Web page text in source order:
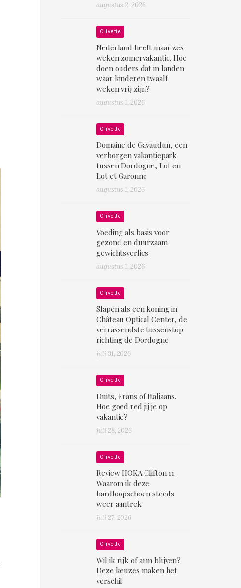
augustus 2, 2026
Olivette
Nederland heeft maar zes
weken zomervakantie. Hoe
doen ouders dat in landen
waar kinderen twaalf
weken vrij zijn?
augustus 1, 2026
Olivette
Domaine de Gavaudun, een
verborgen vakantiepark
tussen Dordogne, Lot en
Lot et Garonne
augustus 1, 2026
Olivette
Voeding als basis voor
gezond en duurzaam
gewichtsverlies
augustus 1, 2026
Olivette
Slapen als een koning in
Château Optical Center, de
verrassendste tussenstop
richting de Dordogne
juli 31, 2026
Olivette
Duits, Frans of Italiaans.
Hoe goed red jij je op
vakantie?
juli 28, 2026
Olivette
Review HOKA Clifton 11.
Waarom ik deze
hardloopschoen steeds
weer aantrek
juli 27, 2026
Olivette
Wil ik rijk of arm blijven?
Deze keuzes maken het
verschil